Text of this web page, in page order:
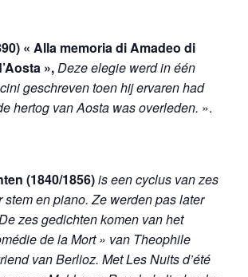
« Alla memoria di Amadeo di
»,Deze elegie werd in één
geschreven toen hij ervaren had
hertog van Aosta was overleden. ».
(1840/1856)is een cyclus van zes
en piano. Ze werden pas later
zes gedichten komen van het
de la Mort » van Theophile
van Berlioz. Met Les Nuits d’été